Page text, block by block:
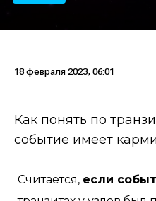
18 февраля 2023, 06:01
Как понять по
событие имеет
Считается, если